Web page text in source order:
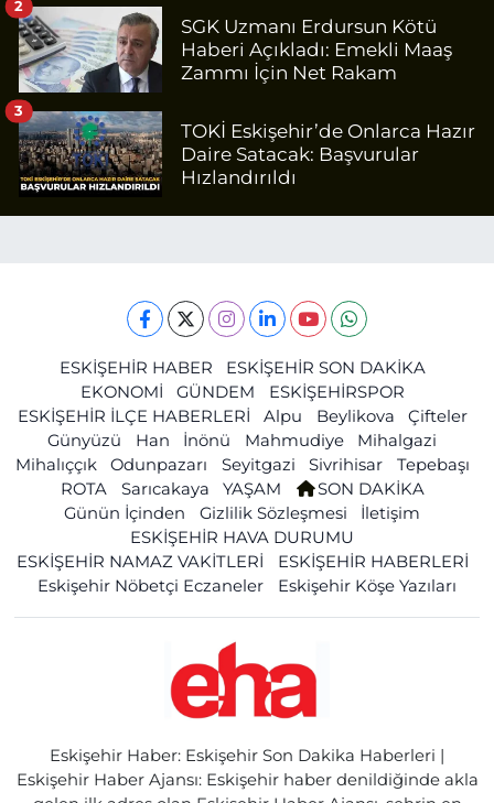
SGK Uzmanı Erdursun Kötü
Haberi Açıkladı: Emekli Maaş
Zammı İçin Net Rakam
2
TOKİ Eskişehir’de Onlarca Hazır
Daire Satacak: Başvurular
Hızlandırıldı
3
ESKİŞEHİR HABER
ESKİŞEHİR SON DAKİKA
EKONOMİ
GÜNDEM
ESKİŞEHİRSPOR
ESKİŞEHİR İLÇE HABERLERİ
Alpu Beylikova
Çifteler
Günyüzü
Han İnönü Mahmudiye
Mihalgazi
Mihalıççık
Odunpazarı Seyitgazi Sivrihisar
Tepebaşı
ROTA
Sarıcakaya YAŞAM
SON DAKİKA
Günün İçinden
Gizlilik Sözleşmesi
İletişim
ESKİŞEHİR HAVA DURUMU
ESKİŞEHİR NAMAZ VAKİTLERİ
ESKİŞEHİR HABERLERİ
Eskişehir Nöbetçi Eczaneler
Eskişehir Köşe Yazıları
Eskişehir Haber: Eskişehir Son Dakika Haberleri |
Eskişehir Haber Ajansı: Eskişehir haber denildiğinde akla